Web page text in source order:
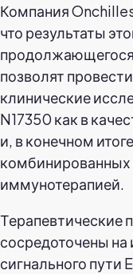
Компания
что результаты
позволят
клинические
N17350 как в
и, в конечном
комбинированных
иммунотерапией.
Терапевтические
сосредоточены на
сигнального пути